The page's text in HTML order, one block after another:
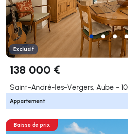
Exclusif
138 000 €
Saint-André-les-Vergers, Aube - 10
Appartement
Baisse de prix